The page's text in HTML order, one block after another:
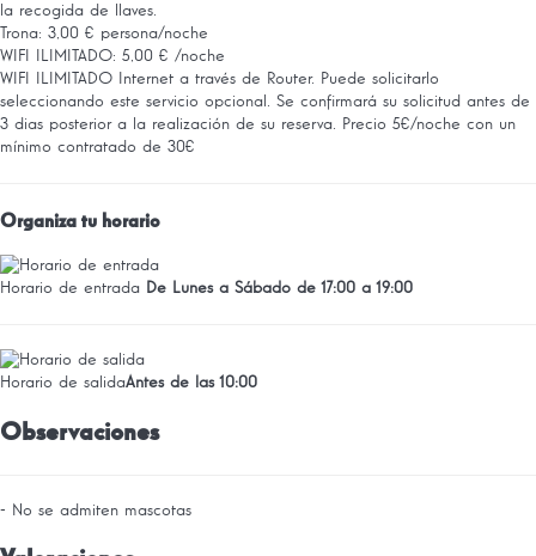
la recogida de llaves.
Trona: 3,00 € persona/noche
WIFI ILIMITADO: 5,00 € /noche
WIFI ILIMITADO
Internet a través de Router. Puede solicitarlo
seleccionando este servicio opcional. Se confirmará su solicitud antes de
3 dias posterior a la realización de su reserva. Precio 5€/noche con un
mínimo contratado de 30€
Organiza tu horario
Horario de entrada De Lunes a Sábado de 17:00 a 19:00
Horario de salidaAntes de las 10:00
Observaciones
- No se admiten mascotas